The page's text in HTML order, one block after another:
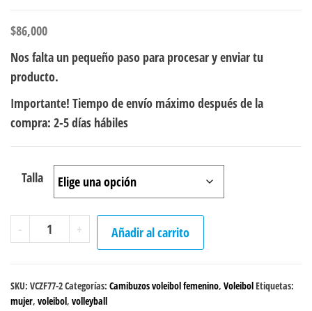
$86,000
Nos falta un pequeño paso para procesar y enviar tu
producto.
Importante! Tiempo de envío máximo después de la
compra: 2-5 días hábiles
Talla
-
Camibuzo
Voleibol
negro
cantidad
+ Añadir al carrito
SKU: VCZF77-2Categorías: Camibuzos voleibol femenino, VoleibolEtiquetas:
mujer, voleibol, volleyball